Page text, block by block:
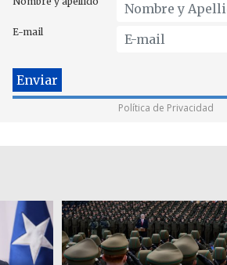
E-mail
Política de Privacidad